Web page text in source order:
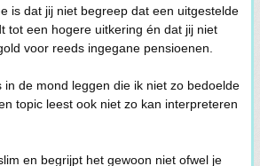
is dat jij niet begreep dat een uitgestelde
tot een hogere uitkering én dat jij niet
voor reeds ingegane pensioenen.
de mond leggen die ik niet zo bedoelde
topic leest ook niet zo kan interpreteren
en begrijpt het gewoon niet ofwel je